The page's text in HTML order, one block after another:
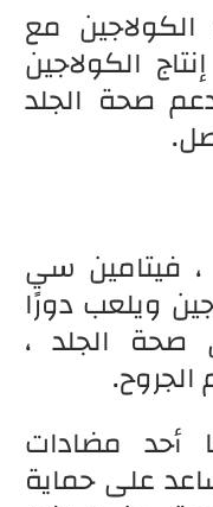
مع
الكولاجين
صحة الجلد
، فيتامين سي
ويلعب دورًا
الجلد ،
مضادات
على حماية